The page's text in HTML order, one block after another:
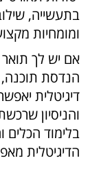
בתעשייה,
ומומחיות
אם יש לך תואר
הנדסת
דיגיטלית
והניסיון
בלימוד הכלים
הדיגיטלית